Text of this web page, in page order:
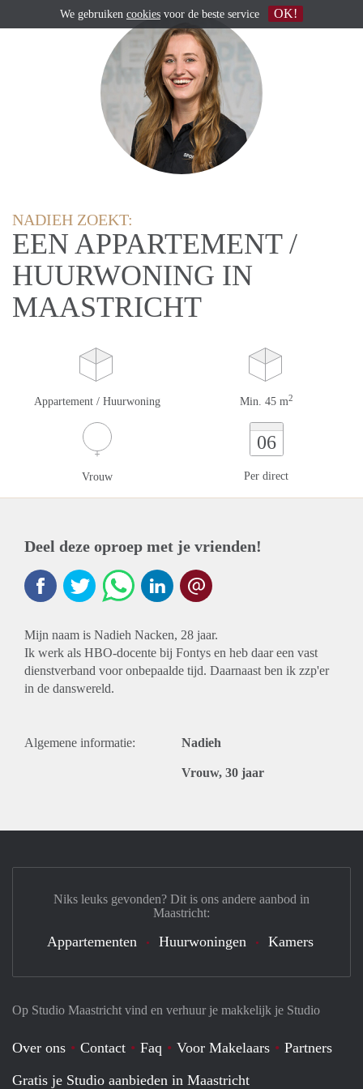
NADIEH ZOEKT:
EEN APPARTEMENT /
HUURWONING IN
MAASTRICHT
Appartement / Huurwoning Min. 45 m2
Vrouw
06
Per direct
Deel deze oproep met je vrienden!
Mijn naam is Nadieh Nacken, 28 jaar.
Ik werk als HBO-docente bij Fontys en heb daar een vast
dienstverband voor onbepaalde tijd. Daarnaast ben ik zzp'er
in de danswereld.
Algemene informatie: Nadieh
Vrouw, 30 jaar
Op Studio Maastricht vind en verhuur je makkelijk je Studio
Over ons Contact Faq Voor Makelaars
Partners
Gratis je Studio aanbieden in Maastricht
Niks leuks gevonden? Dit is ons andere aanbod in
Maastricht:
Appartementen Huurwoningen Kamers
We gebruiken cookies voor de beste service OK!